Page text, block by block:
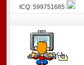
ICQ: 599751685